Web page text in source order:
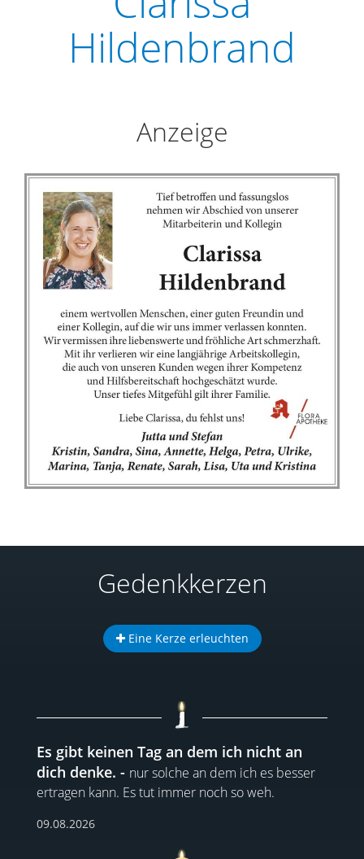
Hildenbrand
Anzeige
Gedenkkerzen
Eine Kerze erleuchten
Es gibt keinen Tag an dem ich nicht an
dich denke.
nur solche an dem ich es besser
ertragen kann. Es tut immer noch so weh.
09.08.2026